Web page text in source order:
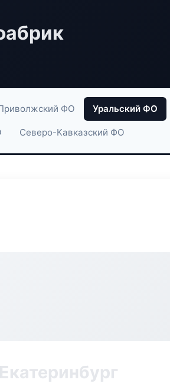
ФО Уральский ФО
Северо-Кавказский ФО